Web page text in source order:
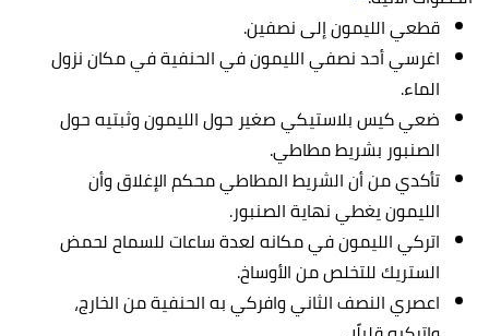
قطعي الليمون إلى نصفين.
اغرسي أحد نصفي الليمون في الحنفية في مكان نزول
الماء.
ضعي كيس بلاستيكي صغير حول الليمون وثبتيه حول
الصنبور بشريط مطاطي.
تأكدي من أن الشريط المطاطي محكم الإغلاق وأن
الليمون يغطي نهاية الصنبور.
اتركي الليمون في مكانه لعدة ساعات للسماح لحمض
الستريك للتخلص من الأوساخ.
اعصري النصف الثاني وافركي به الحنفية من الخارج،